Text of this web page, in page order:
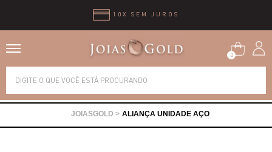
10X SEM JUROS
0
ALIANÇA UNIDADE AÇO
Alianças